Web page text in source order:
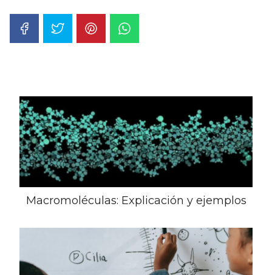
Macromoléculas: Explicación y ejemplos